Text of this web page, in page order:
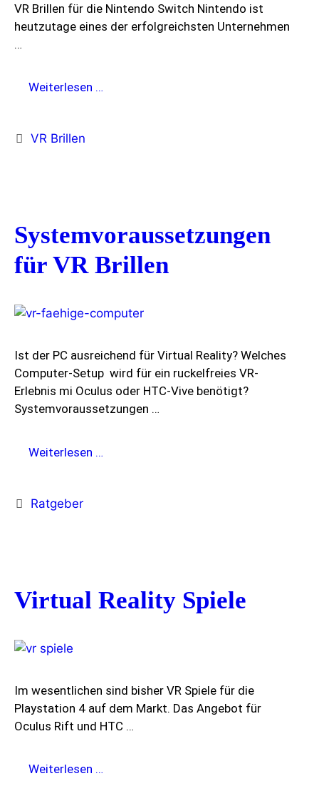
VR Brillen für die Nintendo Switch Nintendo ist
heutzutage eines der erfolgreichsten Unternehmen
…
Weiterlesen …
Kategorien
VR Brillen
Systemvoraussetzungen
für VR Brillen
Ist der PC ausreichend für Virtual Reality? Welches
Computer-Setup wird für ein ruckelfreies VR-
Erlebnis mi Oculus oder HTC-Vive benötigt?
Systemvoraussetzungen …
Weiterlesen …
Kategorien
Ratgeber
Virtual Reality Spiele
Im wesentlichen sind bisher VR Spiele für die
Playstation 4 auf dem Markt. Das Angebot für
Oculus Rift und HTC …
Weiterlesen …